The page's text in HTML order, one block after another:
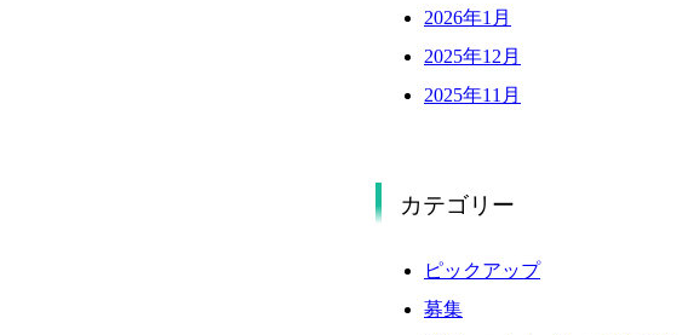
2026年1月
2025年12月
2025年11月
2025年7月
カテゴリー
ピックアップ
募集